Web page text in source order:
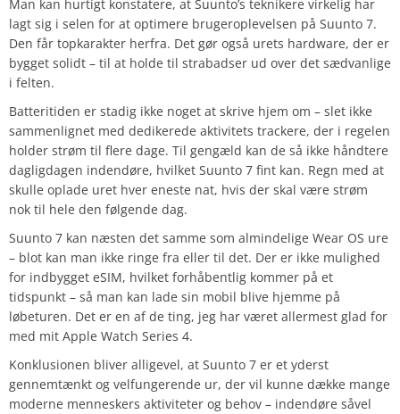
Man kan hurtigt konstatere, at Suunto’s teknikere virkelig har
lagt sig i selen for at optimere brugeroplevelsen på Suunto 7.
Den får topkarakter herfra. Det gør også urets hardware, der er
bygget solidt – til at holde til strabadser ud over det sædvanlige
i felten.
Batteritiden er stadig ikke noget at skrive hjem om – slet ikke
sammenlignet med dedikerede aktivitets trackere, der i regelen
holder strøm til flere dage. Til gengæld kan de så ikke håndtere
dagligdagen indendøre, hvilket Suunto 7 fint kan. Regn med at
skulle oplade uret hver eneste nat, hvis der skal være strøm
nok til hele den følgende dag.
Suunto 7 kan næsten det samme som almindelige Wear OS ure
– blot kan man ikke ringe fra eller til det. Der er ikke mulighed
for indbygget eSIM, hvilket forhåbentlig kommer på et
tidspunkt – så man kan lade sin mobil blive hjemme på
løbeturen. Det er en af de ting, jeg har været allermest glad for
med mit Apple Watch Series 4.
Konklusionen bliver alligevel, at Suunto 7 er et yderst
gennemtænkt og velfungerende ur, der vil kunne dække mange
moderne menneskers aktiviteter og behov – indendøre såvel